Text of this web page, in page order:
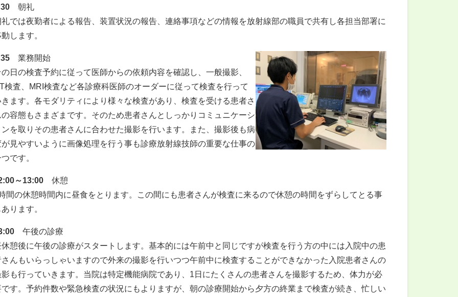
朝礼
では夜勤者による報告、装置状況の報告、連絡事項などの情報を放射線部の職員で共有し各担当部署に
します。
業務開始
日の検査予約に従って医師からの依頼内容を確認し、一般撮影、
検査、MRI検査など各診療科医師のオーダーに従って検査を行って
ます。各モダリティにより様々な検査があり、検査を受ける患者さ
容態もさまざまです。そのため患者さんとしっかりコミュニケーシ
を取りその患者さんに合わせた撮影を行います。また、撮影後も病
見やすいように画像処理を行う事も診療放射線技師の重要な仕事の
です。
～13:00休憩
間の休憩時間内に昼食をとります。この間にも患者さんが検査に来るので休憩の時間をずらしてとる事
ります。
午後の診療
憩後に午後の診療がスタートします。基本的には午前中と同じですが検査を行う方の中には入院中の患
んもいらっしゃいますので外来の撮影を行いつつ午前中に検査することができなかった入院患者さんの
も行っていきます。当院は特定機能病院であり、1日にたくさんの患者さんを撮影するため、体力が必
す。予約件数や緊急検査の状況にもよりますが、朝の診療開始から夕方の終業まで検査が続き、忙しい